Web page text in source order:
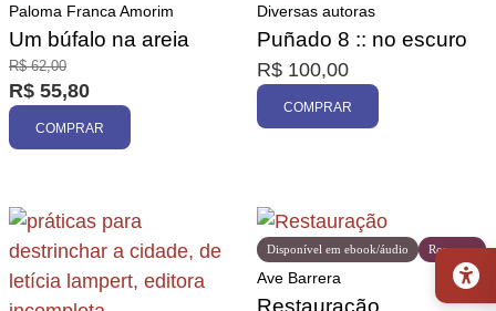
Paloma Franca Amorim
Um búfalo na areia
R$62,00
R$ 55,80
COMPRAR
Diversas autoras
Puñado 8 :: no escuro
R$ 100,00
COMPRAR
Disponível em ebook/áudio Romance
Ave Barrera
Restauração